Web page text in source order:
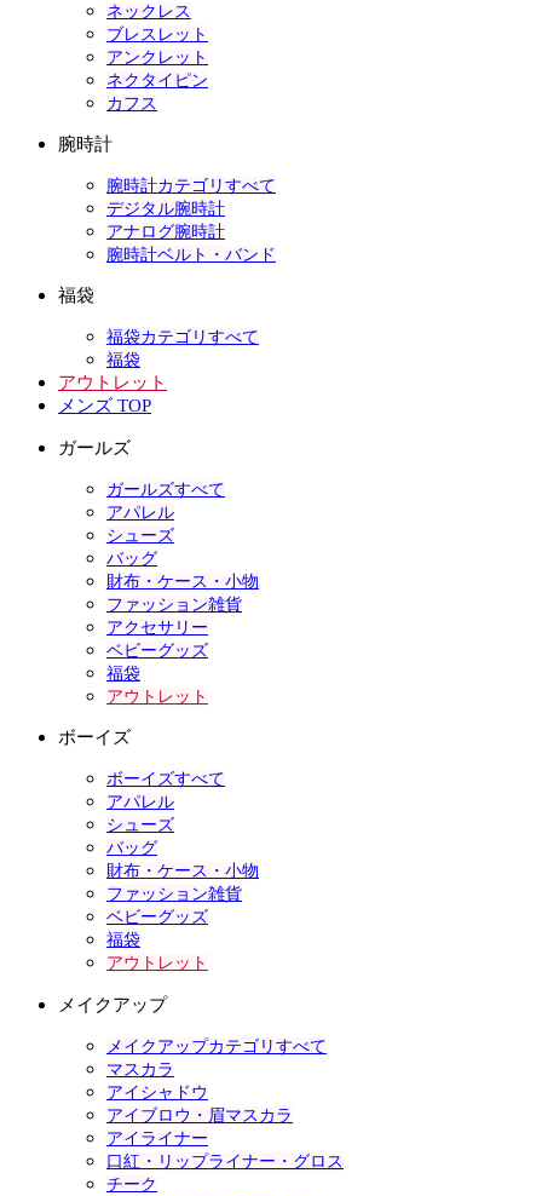
ネックレス
ブレスレット
アンクレット
ネクタイピン
カフス
腕時計
腕時計カテゴリすべて
デジタル腕時計
アナログ腕時計
腕時計ベルト・バンド
福袋
福袋カテゴリすべて
福袋
アウトレット
メンズ TOP
ガールズ
ガールズすべて
アパレル
シューズ
バッグ
財布・ケース・小物
ファッション雑貨
アクセサリー
ベビーグッズ
福袋
アウトレット
ボーイズ
ボーイズすべて
アパレル
シューズ
バッグ
財布・ケース・小物
ファッション雑貨
ベビーグッズ
福袋
アウトレット
メイクアップ
メイクアップカテゴリすべて
マスカラ
アイシャドウ
アイブロウ・眉マスカラ
アイライナー
口紅・リップライナー・グロス
チーク